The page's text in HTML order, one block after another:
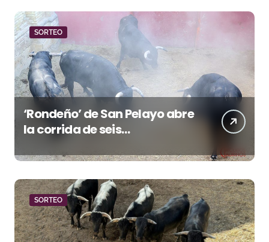
SORTEO
‘Rondeño’ de San Pelayo abre
la corrida de seis
Santa María esta noche
SORTEO